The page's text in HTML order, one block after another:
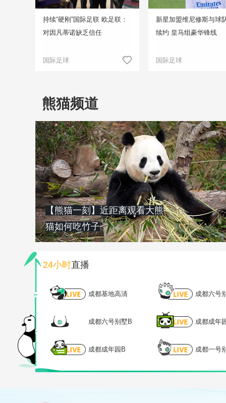
持续“硬刚”国际足联 欧足联：
对因凡蒂诺缺乏信任
国际足球
新星加盟维尼修斯与球
续约 皇马组豪华锋线
国际足球
熊猫频道
【熊猫一刻】近距离观看大熊
猫如何吃竹子
24小时直播
成都基地高清 成都六号
成都六号别墅B 成都成年
成都成年园B 成都一号